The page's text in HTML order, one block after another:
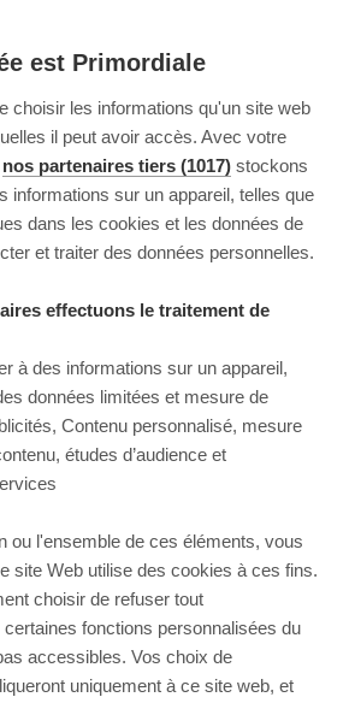
est Primordiale
choisir les informations qu'un site web
il peut avoir accès. Avec votre
nos partenaires tiers (1017) stockons
informations sur un appareil, telles que
dans les cookies et les données de
et traiter des données personnelles.
effectuons le traitement de
à des informations sur un appareil,
données limitées et mesure de
Contenu personnalisé, mesure
études d’audience et
ou l'ensemble de ces éléments, vous
site Web utilise des cookies à ces fins.
choisir de refuser tout
fonctions personnalisées du
accessibles. Vos choix de
uniquement à ce site web, et
try again, or go back.
Back